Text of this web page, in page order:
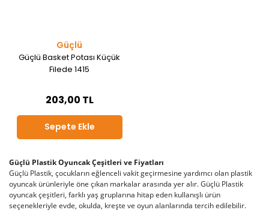
Güçlü
Güçlü Basket Potası Küçük
Filede 1415
203,00 TL
Sepete Ekle
Güçlü Plastik Oyuncak Çeşitleri ve Fiyatları
Güçlü Plastik, çocukların eğlenceli vakit geçirmesine yardımcı olan plastik
oyuncak ürünleriyle öne çıkan markalar arasında yer alır. Güçlü Plastik
oyuncak çeşitleri, farklı yaş gruplarına hitap eden kullanışlı ürün
seçenekleriyle evde, okulda, kreşte ve oyun alanlarında tercih edilebilir.